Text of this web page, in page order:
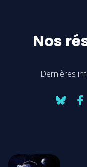
Nos
Dernières